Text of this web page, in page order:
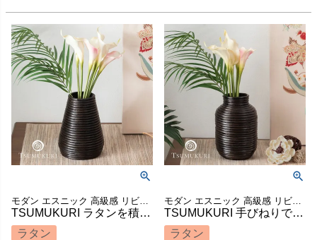
TSUMUKURI ラタンを積み重ねた円錐型フラワーベース 水入れ不可 約W14×D14×H20cm [12661]
ラタン
TSUMUKURI 手びねりで積み重ねたラタンのフラワーベース 壺型 約W14×D14×H21cm [12660]
ラタン